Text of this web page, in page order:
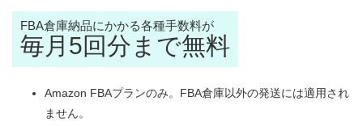
FBA倉庫納品にかかる各種手数料が
毎月5回分まで無料
Amazon FBAプランのみ。FBA倉庫以外の発送には適用され
ません。